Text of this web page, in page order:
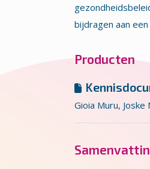
bijdragen aan
Producten
Gioia Muru, Joske